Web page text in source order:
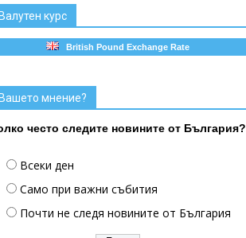
курс
British Pound Exchange Rate
мнение?
често следите новините от България?
Всеки ден
Само при важни събития
Почти не следя новините от България